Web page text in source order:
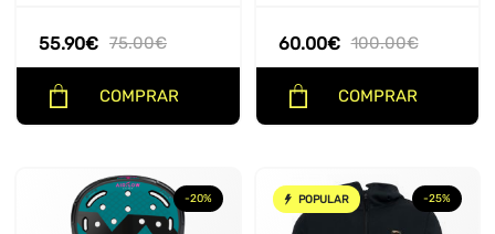
75.00€
55.90€
COMPRAR
100.00€
60.00€
COMPRAR
-20% POPULAR -25%